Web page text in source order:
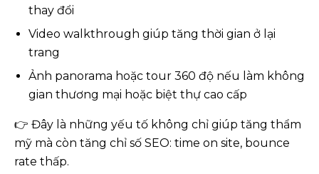
thay đổi
Video walkthrough giúp tăng thời gian ở lại
trang
Ảnh panorama hoặc tour 360 độ nếu làm không
gian thương mại hoặc biệt thự cao cấp
👉 Đây là những yếu tố không chỉ giúp tăng thẩm
mỹ mà còn tăng chỉ số SEO: time on site, bounce
rate thấp.